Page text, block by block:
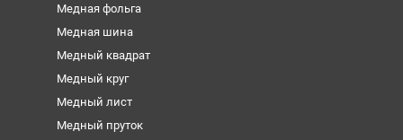
Медная фольга
Медная шина
Медный квадрат
Медный круг
Медный лист
Медный пруток